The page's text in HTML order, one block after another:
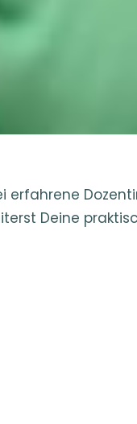
erfahrene
Deine